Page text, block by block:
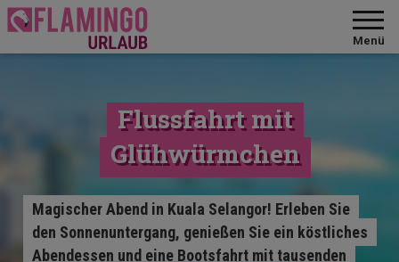
Menü
Flussfahrt mit
Glühwürmchen
Magischer Abend in Kuala Selangor! Erleben Sie
den Sonnenuntergang, genießen Sie ein köstliches
Abendessen und eine Bootsfahrt mit tausenden